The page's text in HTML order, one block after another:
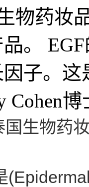
物药妆
。
因子。
Cohen
物药妆